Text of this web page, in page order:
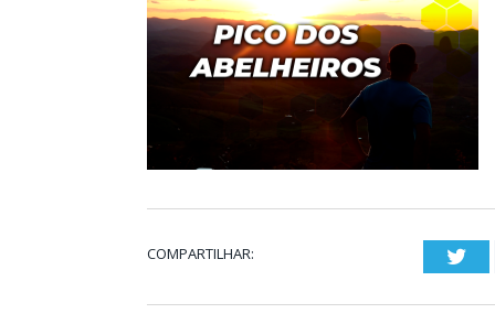
COMPARTILHAR: